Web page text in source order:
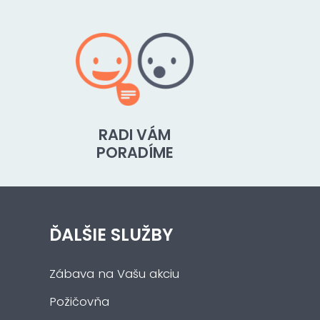
RADI VÁM
PORADÍME
ĎALŠIE SLUŽBY
Zábava na Vašu akciu
Požičovňa